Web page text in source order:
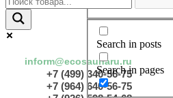
Search in posts
Search in pages
inform@ecosaunaru.ru
+7 (499) 340-56-75
+7 (964) 640-56-75